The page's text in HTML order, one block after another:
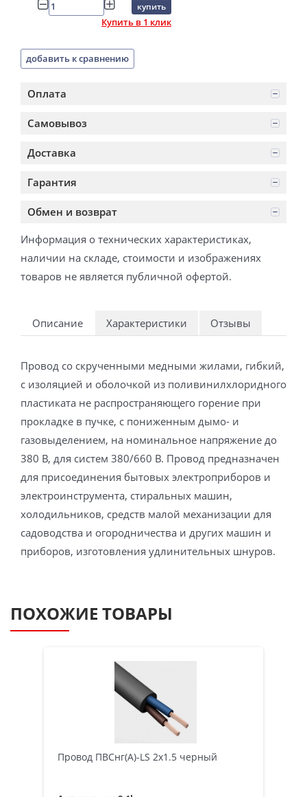
купить
Купить в 1 клик
добавить к сравнению
Оплата
Самовывоз
Доставка
Гарантия
Обмен и возврат
Информация о технических характеристиках,
наличии на складе, стоимости и изображениях
товаров не является публичной офертой.
Описание Характеристики Отзывы
Провод со скрученными медными жилами, гибкий,
с изоляцией и оболочкой из поливинилхлоридного
пластиката не распространяющего горение при
прокладке в пучке, с пониженным дымо- и
газовыделением, на номинальное напряжение до
380 В, для систем 380/660 В. Провод предназначен
для присоединения бытовых электроприборов и
электроинструмента, стиральных машин,
холодильников, средств малой механизации для
садоводства и огородничества и других машин и
приборов, изготовления удлинительных шнуров.
ПОХОЖИЕ ТОВАРЫ
Провод ПВСнг(А)-LS 2х1.5 черный